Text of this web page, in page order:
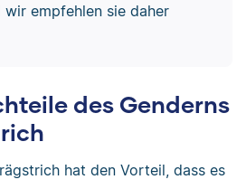
wir empfehlen sie daher
des Genderns
hat den Vorteil, dass es